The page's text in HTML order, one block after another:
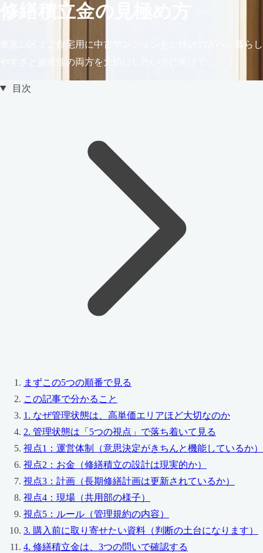
修繕積立金の見極め方
東京23区でご自宅用に中古マンションをご検討の方へ。暮らし
やすさと資産性の両方を大切にしたい方に向けて。
目次
まずこの5つの順番で見る
この記事で分かること
1. なぜ管理状態は、高単価エリアほど大切なのか
2. 管理状態は「5つの視点」で落ち着いて見る
視点1：運営体制（意思決定がきちんと機能しているか）
視点2：お金（修繕積立の設計は現実的か）
視点3：計画（長期修繕計画は更新されているか）
視点4：現場（共用部の様子）
視点5：ルール（管理規約の内容）
3. 購入前に取り寄せたい資料（判断の土台になります）
4. 修繕積立金は、3つの問いで確認する